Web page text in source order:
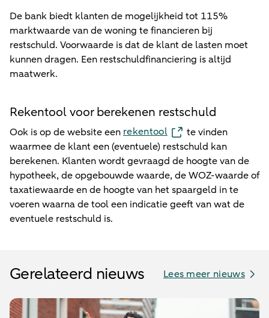
De bank biedt klanten de mogelijkheid tot 115%
marktwaarde van de woning te financieren bij
restschuld. Voorwaarde is dat de klant de lasten moet
kunnen dragen. Een restschuldfinanciering is altijd
maatwerk.
Rekentool voor berekenen restschuld
Ook is op de website een rekentool
te vinden
waarmee de klant een (eventuele) restschuld kan
berekenen. Klanten wordt gevraagd de hoogte van de
hypotheek, de opgebouwde waarde, de WOZ-waarde of
taxatiewaarde en de hoogte van het spaargeld in te
voeren waarna de tool een indicatie geeft van wat de
eventuele restschuld is.
Gerelateerd nieuws Lees meer nieuws